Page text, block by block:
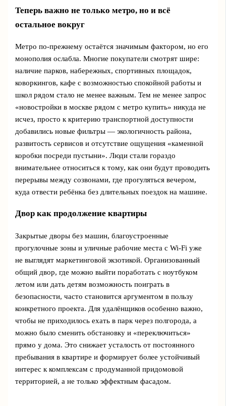
Теперь важно не только метро, но и всё
остальное вокруг
Метро по‑прежнему остаётся значимым фактором, но его
монополия ослабла. Многие покупатели смотрят шире:
наличие парков, набережных, спортивных площадок,
коворкингов, кафе с возможностью спокойной работы и
школ рядом стало не менее важным. Тем не менее запрос
«новостройки в москве рядом с метро купить» никуда не
исчез, просто к критерию транспортной доступности
добавились новые фильтры — экологичность района,
развитость сервисов и отсутствие ощущения «каменной
коробки посреди пустыни». Люди стали гораздо
внимательнее относиться к тому, как они будут проводить
перерывы между созвонами, где прогуляться вечером,
куда отвести ребёнка без длительных поездок на машине.
Двор как продолжение квартиры
Закрытые дворы без машин, благоустроенные
прогулочные зоны и уличные рабочие места с Wi‑Fi уже
не выглядят маркетинговой экзотикой. Организованный
общий двор, где можно выйти поработать с ноутбуком
летом или дать детям возможность поиграть в
безопасности, часто становится аргументом в пользу
конкретного проекта. Для удалёнщиков особенно важно,
чтобы не приходилось ехать в парк через полгорода, а
можно было сменить обстановку и «переключиться»
прямо у дома. Это снижает усталость от постоянного
пребывания в квартире и формирует более устойчивый
интерес к комплексам с продуманной придомовой
территорией, а не только эффектным фасадом.